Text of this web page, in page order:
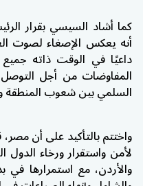
كما أشاد السيسي بقرار
أنه يعكس الإصغاء لصوت
داعيًا في الوقت ذاته
المفاوضات من أجل
السلمي بين شعوب المنطقة
واختتم بالتأكيد على أن
لأمن واستقرار ورخاء الدول
والأردن، مع استمرارها في